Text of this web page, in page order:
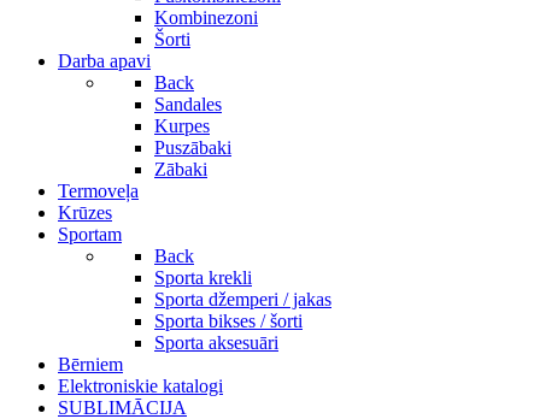
Kombinezoni
Šorti
Darba apavi
Back
Sandales
Kurpes
Puszābaki
Zābaki
Termoveļa
Krūzes
Sportam
Back
Sporta krekli
Sporta džemperi / jakas
Sporta bikses / šorti
Sporta aksesuāri
Bērniem
Elektroniskie katalogi
SUBLIMĀCIJA